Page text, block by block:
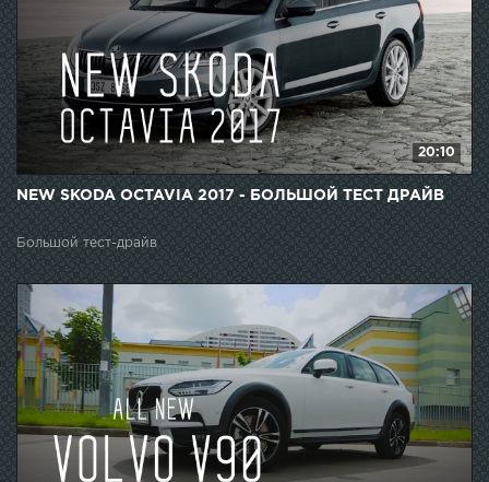
20:10
NEW SKODA OCTAVIA 2017 - БОЛЬШОЙ ТЕСТ ДРАЙВ
Большой тест-драйв